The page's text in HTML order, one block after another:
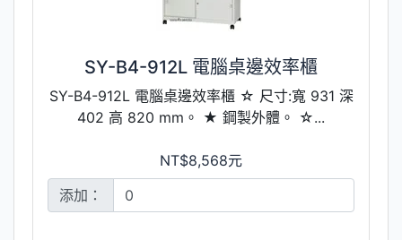
SY-B4-912L 電腦桌邊效率櫃
SY-B4-912L 電腦桌邊效率櫃 ☆ 尺寸:寬 931 深
402 高 820 mm。 ★ 鋼製外體。 ☆...
NT$8,568元
添加：